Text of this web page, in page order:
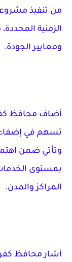
من تنفيذ
الزمنية
ومعايير الجودة.
أضاف محافظ
تسهم في
وتأتي ضمن
بمستوى
المراكز والمدن.
أشار محافظ